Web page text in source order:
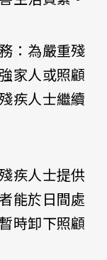
：為嚴重殘
家人或照顧
疾人士繼續
疾人士提供
能於日間處
時卸下照顧